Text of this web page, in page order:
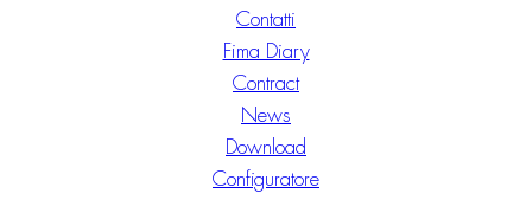
Contatti
Fima Diary
Contract
News
Download
Configuratore